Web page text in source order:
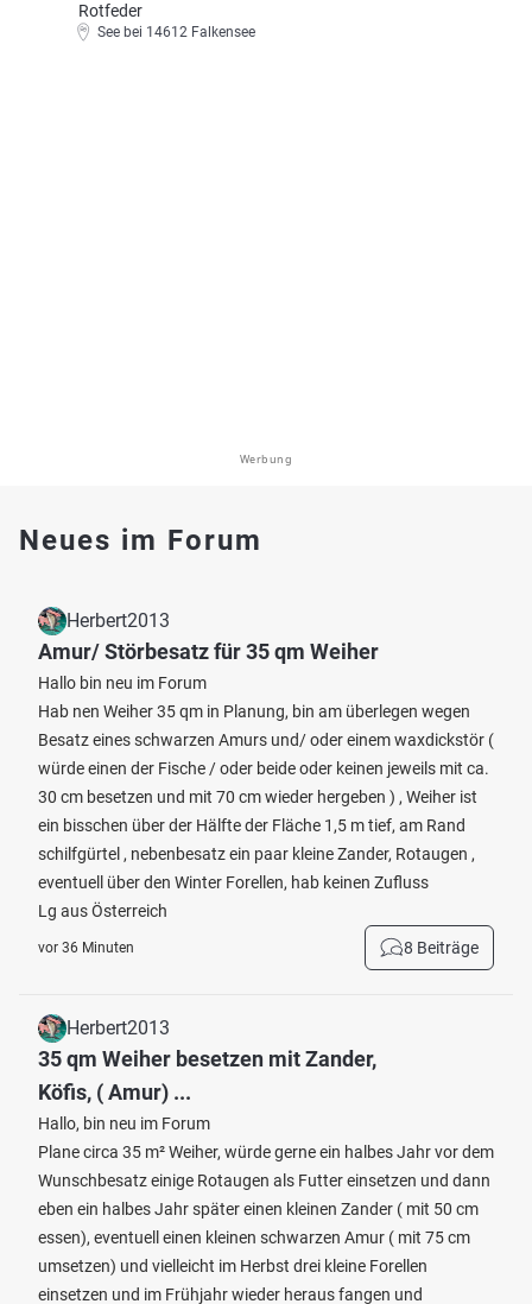
Rotfeder
See bei 14612 Falkensee
Werbung
Neues im Forum
Herbert2013
Amur/ Störbesatz für 35 qm Weiher
Hallo bin neu im Forum
Hab nen Weiher 35 qm in Planung, bin am überlegen wegen
Besatz eines schwarzen Amurs und/ oder einem waxdickstör (
würde einen der Fische / oder beide oder keinen jeweils mit ca.
30 cm besetzen und mit 70 cm wieder hergeben ) , Weiher ist
ein bisschen über der Hälfte der Fläche 1,5 m tief, am Rand
schilfgürtel , nebenbesatz ein paar kleine Zander, Rotaugen ,
eventuell über den Winter Forellen, hab keinen Zufluss
Lg aus Österreich
vor 36 Minuten 8 Beiträge
Herbert2013
35 qm Weiher besetzen mit Zander,
Köfis, ( Amur) ...
Hallo, bin neu im Forum
Plane circa 35 m² Weiher, würde gerne ein halbes Jahr vor dem
Wunschbesatz einige Rotaugen als Futter einsetzen und dann
eben ein halbes Jahr später einen kleinen Zander ( mit 50 cm
essen), eventuell einen kleinen schwarzen Amur ( mit 75 cm
umsetzen) und vielleicht im Herbst drei kleine Forellen
einsetzen und im Frühjahr wieder heraus fangen und